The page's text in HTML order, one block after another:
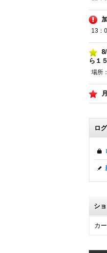
13：
ら１
場所
ロ
シ
カ